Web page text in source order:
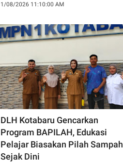
1/08/2026 11:10:00 AM
DLH Kotabaru Gencarkan
Program BAPILAH, Edukasi
Pelajar Biasakan Pilah Sampah
Sejak Dini